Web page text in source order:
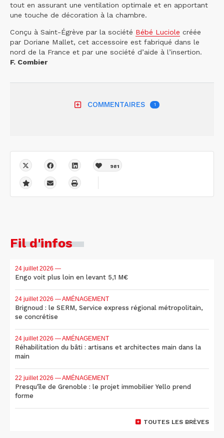
tout en assurant une ventilation optimale et en apportant
une touche de décoration à la chambre.
Conçu à Saint-Égrève par la société Bébé Luciole créée
par Doriane Mallet, cet accessoire est fabriqué dans le
nord de la France et par une société d’aide à l’insertion.
F. Combier
COMMENTAIRES 1
981
Fil d'infos
24 juillet 2026 —
Engo voit plus loin en levant 5,1 M€
24 juillet 2026 — AMÉNAGEMENT
Brignoud : le SERM, Service express régional métropolitain,
se concrétise
24 juillet 2026 — AMÉNAGEMENT
Réhabilitation du bâti : artisans et architectes main dans la
main
22 juillet 2026 — AMÉNAGEMENT
Presqu'île de Grenoble : le projet immobilier Yello prend
forme
TOUTES LES BRÈVES